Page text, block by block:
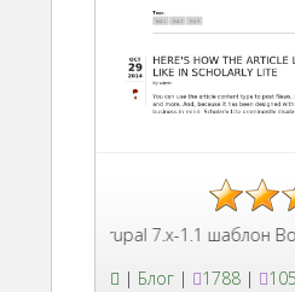
Drupal 7.x-1.1 шаблон
| Блог | 1788 | 105